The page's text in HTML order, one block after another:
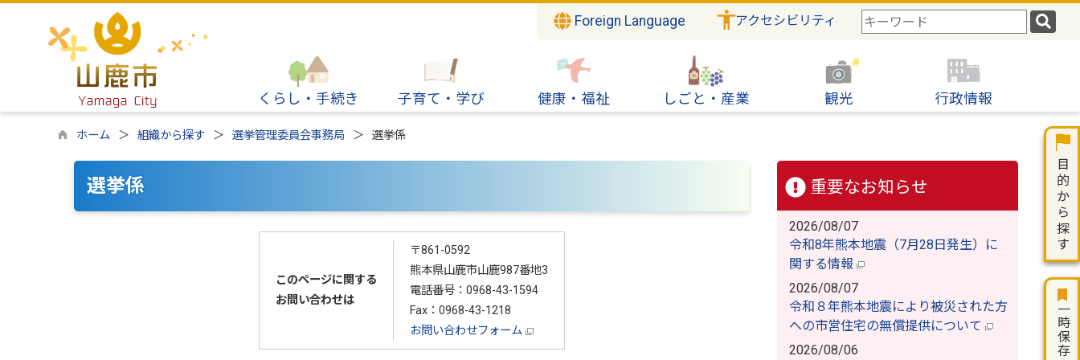
Foreign Language アクセシビリティ
検
ー
くらし・手続き 子育て・学び 健康・福祉 しごと・産業 観光 行政情報
ホーム 組織から探す 選挙管理委員会事務局 選挙係
選挙係
このページに関する
お問い合わせは
〒861-0592
熊本県山鹿市山鹿987番地3
電話番号：0968-43-1594
Fax：0968-43-1218
お問い合わせフォーム
重要なお知らせ
2026/08/07
令和8年熊本地震（7月28日発生）に
関する情報
2026/08/07
令和８年熊本地震により被災された方
への市営住宅の無償提供について
2026/08/06
一時保存